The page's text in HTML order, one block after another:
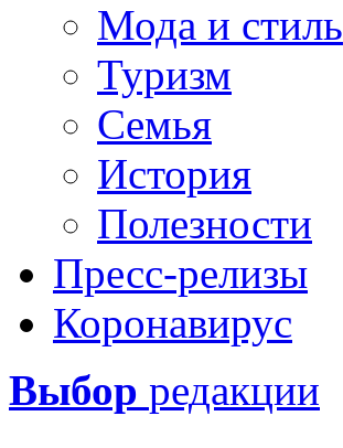
Мода и стиль
Туризм
Семья
История
Полезности
Пресс-релизы
Коронавирус
Выбор редакции